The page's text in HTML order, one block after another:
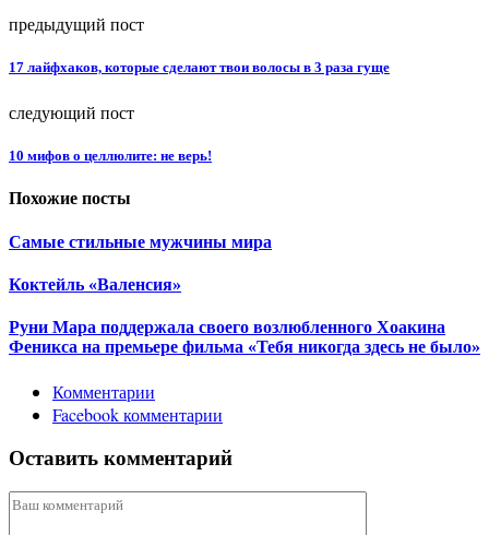
предыдущий пост
17 лайфхаков, которые сделают твои волосы в 3 раза гуще
следующий пост
10 мифов о целлюлите: не верь!
Похожие посты
Самые стильные мужчины мира
Коктейль «Валенсия»
Руни Мара поддержала своего возлюбленного Хоакина
Феникса на премьере фильма «Тебя никогда здесь не было»
Комментарии
Facebook комментарии
Оставить комментарий